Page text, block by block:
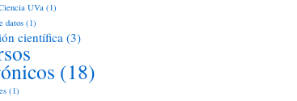
UVa (1)
datos (1)
científica (3)
(18)
(1)